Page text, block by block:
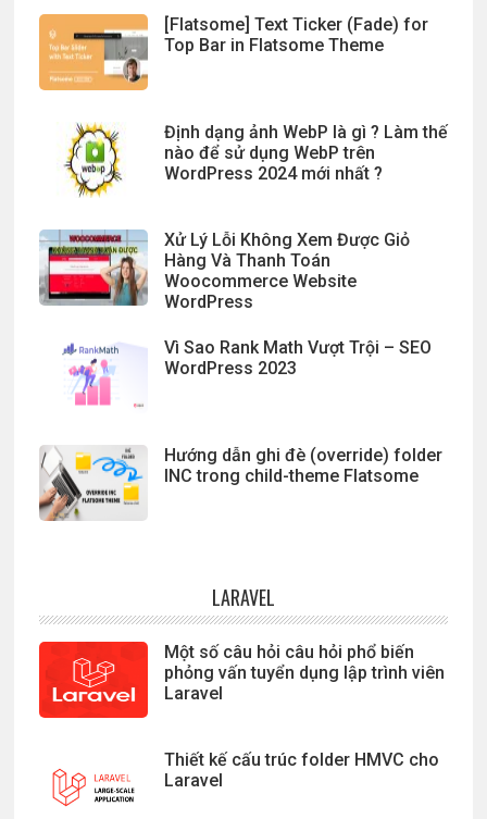
[Flatsome] Text Ticker (Fade) for
Top Bar in Flatsome Theme
Định dạng ảnh WebP là gì ? Làm thế
nào để sử dụng WebP trên
WordPress 2024 mới nhất ?
Xử Lý Lỗi Không Xem Được Giỏ
Hàng Và Thanh Toán
Woocommerce Website
WordPress
Vì Sao Rank Math Vượt Trội – SEO
WordPress 2023
Hướng dẫn ghi đè (override) folder
INC trong child-theme Flatsome
LARAVEL
Một số câu hỏi câu hỏi phổ biến
phỏng vấn tuyển dụng lập trình viên
Laravel
Thiết kế cấu trúc folder HMVC cho
Laravel